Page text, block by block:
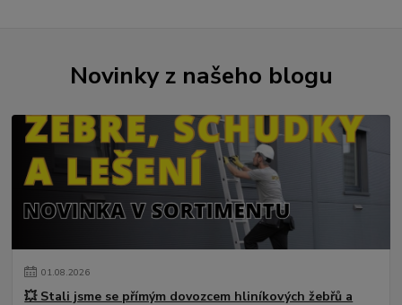
Novinky z našeho blogu
01.08.2026
💥 Stali jsme se přímým dovozcem hliníkových žebřů a